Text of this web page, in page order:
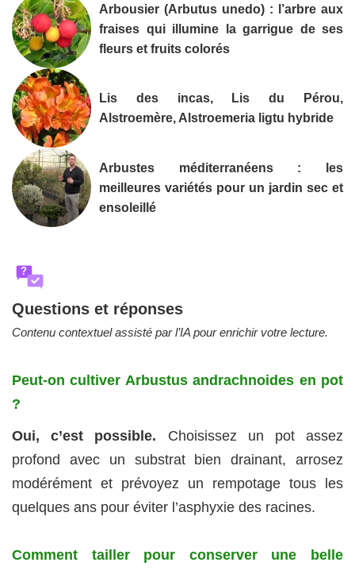
Arbousier (Arbutus unedo) : l’arbre aux
fraises qui illumine la garrigue de ses
fleurs et fruits colorés
Lis des incas, Lis du Pérou,
Alstroemère, Alstroemeria ligtu hybride
Arbustes méditerranéens : les
meilleures variétés pour un jardin sec et
ensoleillé
?
Questions et réponses
Contenu contextuel assisté par l’IA pour enrichir votre lecture.
Peut-on cultiver Arbustus andrachnoides en pot
?
Oui, c’est possible. Choisissez un pot assez
profond avec un substrat bien drainant, arrosez
modérément et prévoyez un rempotage tous les
quelques ans pour éviter l’asphyxie des racines.
Comment tailler pour conserver une belle